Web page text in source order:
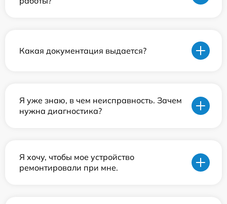
Какая документация выдается?
Я уже знаю, в чем неисправность. Зачем
нужна диагностика?
Я хочу, чтобы мое устройство
ремонтировали при мне.